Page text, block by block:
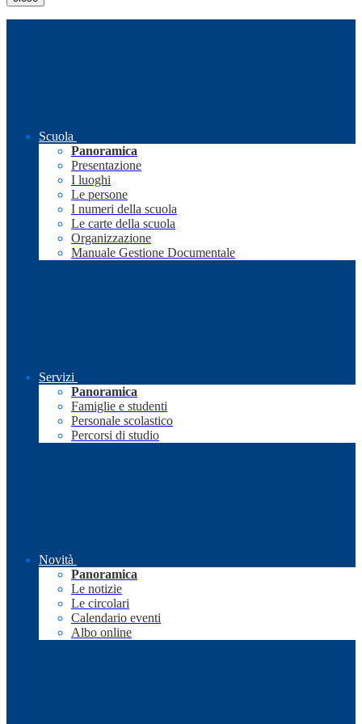
Scuola
Panoramica
Presentazione
I luoghi
Le persone
I numeri della scuola
Le carte della scuola
Organizzazione
Manuale Gestione Documentale
Servizi
Panoramica
Famiglie e studenti
Personale scolastico
Percorsi di studio
Novità
Panoramica
Le notizie
Le circolari
Calendario eventi
Albo online